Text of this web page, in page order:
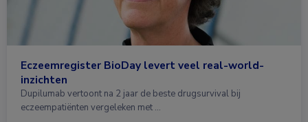
Eczeemregister BioDay levert veel real-world-
inzichten
Dupilumab vertoont na 2 jaar de beste drugsurvival bij
eczeempatiënten vergeleken met …